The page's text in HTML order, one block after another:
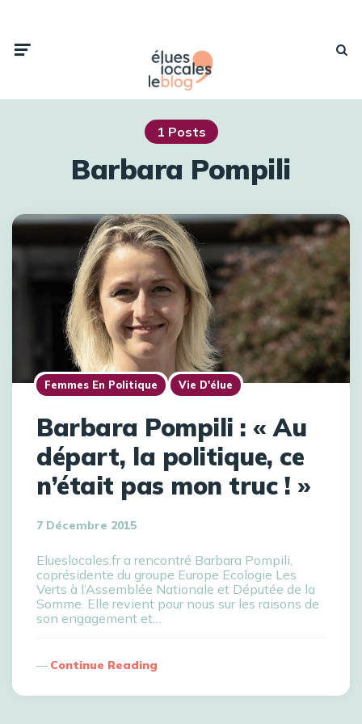
1 Posts
Barbara Pompili
Femmes En Politique Vie D'élue
Barbara Pompili : « Au
départ, la politique, ce
n’était pas mon truc ! »
7 Décembre 2015
Elueslocales.fr a rencontré Barbara Pompili,
coprésidente du groupe Europe Ecologie Les
Verts à l’Assemblée Nationale et Députée de la
Somme. Elle revient pour nous sur les raisons de
son engagement et…
Continue Reading